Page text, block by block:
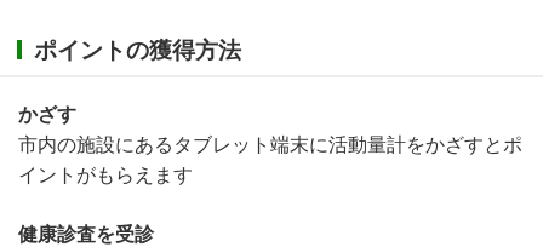
ポイントの獲得方法
かざす
市内の施設にあるタブレット端末に活動量計をかざすとポ
イントがもらえます
健康診査を受診